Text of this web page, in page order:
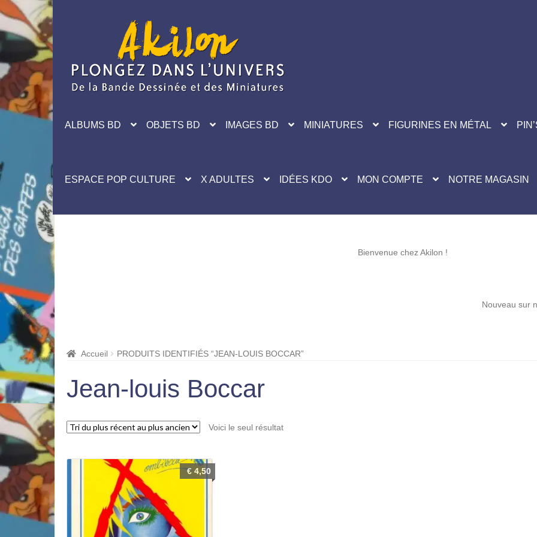
navigation
ALBUMS BD OBJETS BD IMAGES BD MINIATURES FIGURINES EN MÉTAL
ESPACE POP CULTURE X ADULTES IDÉES KDO MON COMPTE NOTRE MAGASIN
Bienvenue chez Akilon !
Nouveau sur notre
Accueil PRODUITS IDENTIFIÉS “JEAN-LOUIS BOCCAR”
Jean-louis Boccar
Voici le seul résultat
€4,50